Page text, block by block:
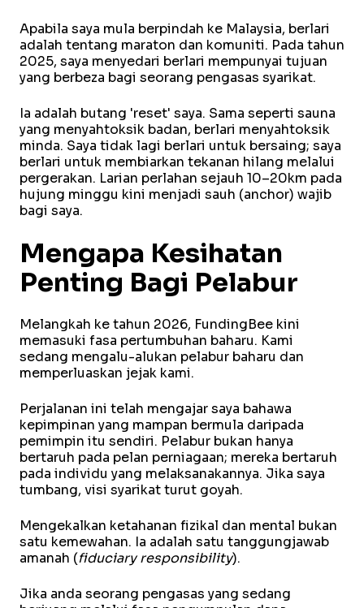
Apabila saya mula berpindah ke Malaysia, berlari
adalah tentang maraton dan komuniti. Pada tahun
2025, saya menyedari berlari mempunyai tujuan
yang berbeza bagi seorang pengasas syarikat.
Ia adalah butang 'reset' saya. Sama seperti sauna
yang menyahtoksik badan, berlari menyahtoksik
minda. Saya tidak lagi berlari untuk bersaing; saya
berlari untuk membiarkan tekanan hilang melalui
pergerakan. Larian perlahan sejauh 10–20km pada
hujung minggu kini menjadi sauh (anchor) wajib
bagi saya.
Mengapa Kesihatan
Penting Bagi Pelabur
Melangkah ke tahun 2026, FundingBee kini
memasuki fasa pertumbuhan baharu. Kami
sedang mengalu-alukan pelabur baharu dan
memperluaskan jejak kami.
Perjalanan ini telah mengajar saya bahawa
kepimpinan yang mampan bermula daripada
pemimpin itu sendiri. Pelabur bukan hanya
bertaruh pada pelan perniagaan; mereka bertaruh
pada individu yang melaksanakannya. Jika saya
tumbang, visi syarikat turut goyah.
Mengekalkan ketahanan fizikal dan mental bukan
satu kemewahan. Ia adalah satu tanggungjawab
amanah (fiduciary responsibility).
Jika anda seorang pengasas yang sedang